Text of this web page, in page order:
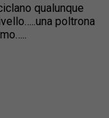
qualunque
poltrona